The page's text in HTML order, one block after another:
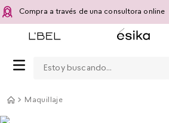
Compra a través de una consultora online
Maquillaje